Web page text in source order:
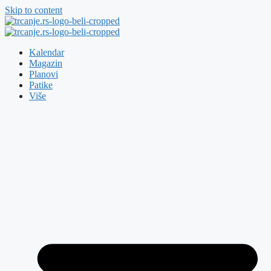
Skip to content
Kalendar
Magazin
Planovi
Patike
Više